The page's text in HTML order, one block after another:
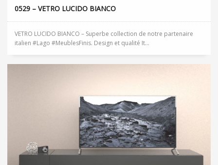
0529 – VETRO LUCIDO BIANCO
VETRO LUCIDO BIANCO – Superbe collection de notre partenaire
italien #Lago #MeublesFinis. Design et qualité It...